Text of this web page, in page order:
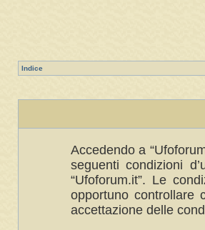
Indice
Accedendo a
seguenti condizioni
“Ufoforum.it”. Le
opportuno controllare
accettazione delle